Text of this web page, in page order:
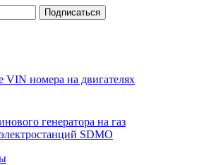
Подписаться
VIN номера на двигателях
генератора на газ
SDMO